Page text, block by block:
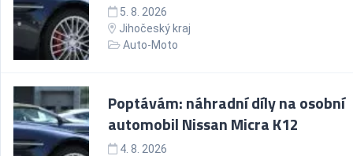
5. 8. 2026
Jihočeský kraj
Auto-Moto
Poptávám: náhradní díly na osobní
automobil Nissan Micra K12
4. 8. 2026